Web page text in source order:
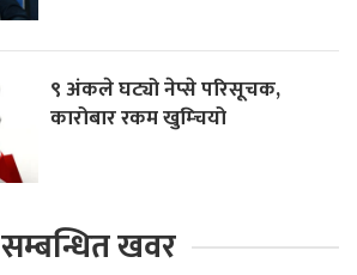
९ अंकले घट्यो नेप्से परिसूचक,
कारोबार रकम खुम्चियो
सम्बन्धित खवर